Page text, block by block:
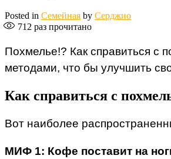
Posted in Семейная by Серджио
712 раз прочитано
Похмелье!? Как справиться с
методами, что бы улучшить
Как справиться с
Вот наиболее
МИФ 1: Кофе поставит на